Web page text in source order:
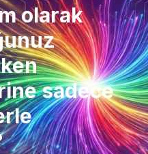
olarak
sadece